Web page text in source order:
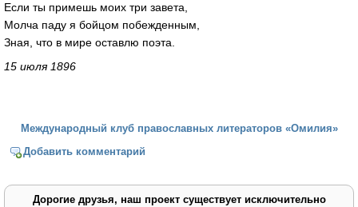
Если ты примешь моих три завета,
Молча паду я бойцом побежденным,
Зная, что в мире оставлю поэта.
15 июля 1896
Международный клуб православных литераторов «Омилия»
Добавить комментарий
Дорогие друзья, наш проект существует исключительно